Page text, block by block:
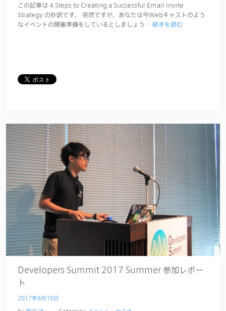
この記事は 4 Steps to Creating a Successful Email Invite
Strategy の抄訳です。 突然ですが、あなたは今Webキャストのよう
なイベントの開催準備をしているとしましょう …続きを読む
Developers Summit 2017 Summer 参加レポー
ト
2017年8月10日